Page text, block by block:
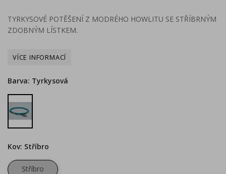
TYRKYSOVÉ POTĚŠENÍ Z MODRÉHO HOWLITU SE STŘÍBRNÝM
ZDOBNÝM LÍSTKEM.
Barva: Tyrkysová
Tyrkysová
Kov: Stříbro
Stříbro